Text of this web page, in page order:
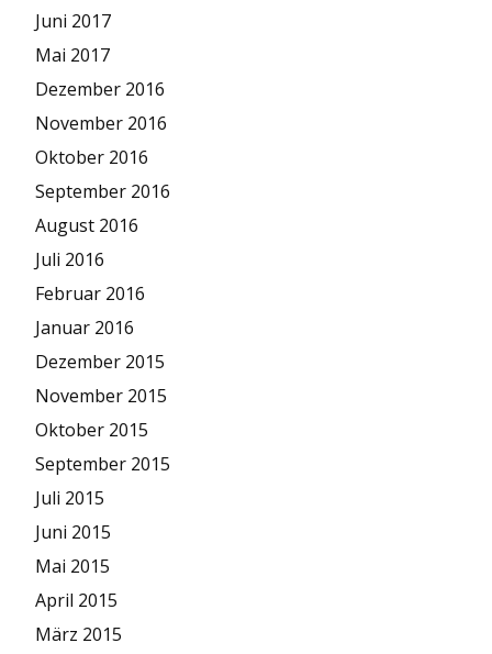
Juni 2017
Mai 2017
Dezember 2016
November 2016
Oktober 2016
September 2016
August 2016
Juli 2016
Februar 2016
Januar 2016
Dezember 2015
November 2015
Oktober 2015
September 2015
Juli 2015
Juni 2015
Mai 2015
April 2015
März 2015